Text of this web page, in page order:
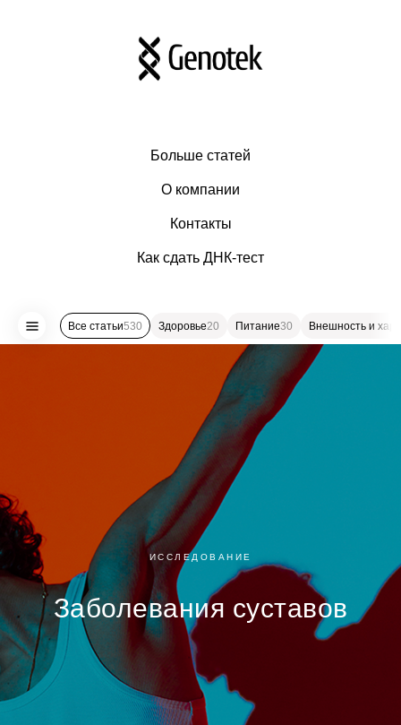
Больше статей
О компании
Контакты
Как сдать ДНК-тест
Все статьи530 Здоровье20 Питание30 Внешность и
ИССЛЕДОВАНИЕ
Заболевания суставов